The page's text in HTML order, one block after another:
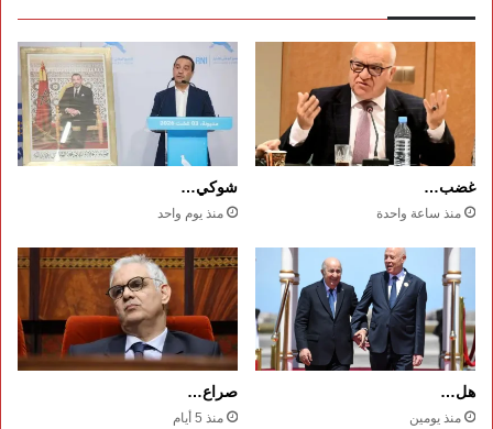
غضب…
منذ ساعة واحدة
شوكي…
منذ يوم واحد
هل…
منذ يومين
صراع…
منذ 5 أيام